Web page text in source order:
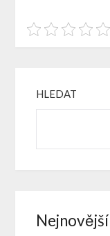
HLEDAT